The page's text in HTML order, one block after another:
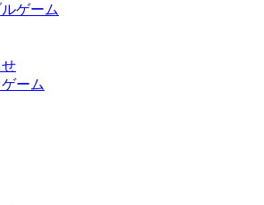
ゲーム
ーム